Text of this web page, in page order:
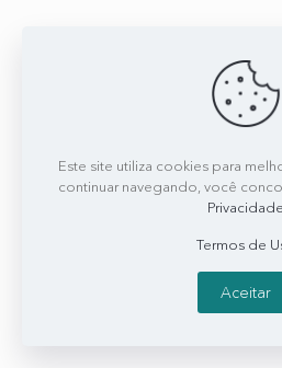
Este site utiliza cookies para
continuar navegando, você
Privacidade
Termos de
Aceitar